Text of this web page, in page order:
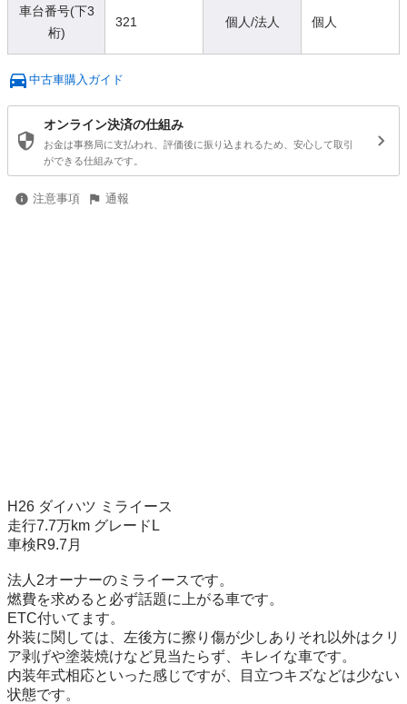
車台番号(下3
桁)
321 個人/法人 個人
中古車購入ガイド
オンライン決済の仕組み
お金は事務局に支払われ、評価後に振り込まれるため、安心して取引
ができる仕組みです。
注意事項 通報
H26 ダイハツ ミライース
走行7.7万km グレードL
車検R9.7月
法人2オーナーのミライースです。
燃費を求めると必ず話題に上がる車です。
ETC付いてます。
外装に関しては、左後方に擦り傷が少しありそれ以外はクリ
ア剥げや塗装焼けなど見当たらず、キレイな車です。
内装年式相応といった感じですが、目立つキズなどは少ない
状態です。